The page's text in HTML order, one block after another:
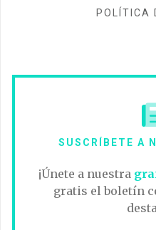
POLÍTICA
SUSCRÍBETE A
¡Únete a nuestra
gratis el boletín